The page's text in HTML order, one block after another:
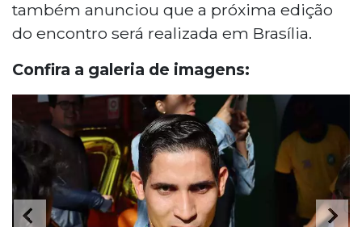
também anunciou que a próxima edição
do encontro será realizada em Brasília.
Confira a galeria de imagens: